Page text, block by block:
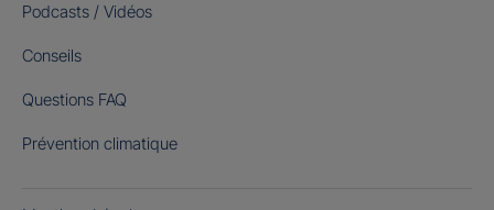
Podcasts / Vidéos
Conseils
Questions FAQ
Prévention climatique